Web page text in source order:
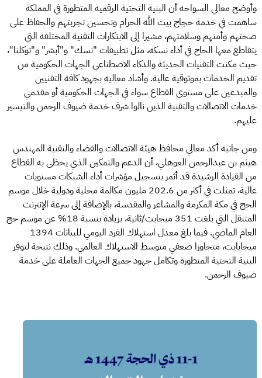
وأوضح معالي السواحه أن البنية التحتية الرقمية المتطورة في المملكة
ساهمت في خدمة حجاج بيت الله الحرام وتحسين تجربتهم والحفاظ على
صحتهم وأمنهم وسلامتهم، مشيرا إلى الابتكارات التقنية المختلفة التي
يتقاطع معها الحاج في أداء نسكه، مثل تطبيقات "نسك" و"أبشر" و"توكلنا"،
حيث مكنت التقنيات الحديثة والذكاء الاصطناعي الجهات الحكومية من
تقديم الخدمات بموثوقية عالية. وأشاد معاليه بجهود كافة التقنيين
والمبدعين على مستوى القطاع سواء في الجهات الحكومية أو مقدمي
خدمات الاتصالات والتقنية الذين نالوا شرف خدمة ضيوف الرحمن والتيسير
عليهم.
ومن جانبه أكد معالي محافظ هيئة الاتصالات والفضاء والتقنية المهندس
هيثم بن عبدالرحمن العوهلي، أن الدعم والتمكين الذي يحظى به القطاع
من القيادة الرشيدة قد أثمر بتسجيل مؤشرات أداء الشبكات مستويات
عالية، تمثلت في أكثر من 202.6 مليون مكالمة محلية ودولية خلال موسم
الحج في مكة المكرمة والمشاعر والمقدسة، بالإضافة إلى سرعة الإنترنت
المتنقل التي بلغت 351 ميجابت/ثانية، بزيادة بنسبة 18% عن موسم حج
العام الماضي. فيما بلغ معدل استهلاك الفرد اليومي للبيانات 1394
ميجابايت، متجاوزا ضعفي متوسط الاستهلاك العالمي. وذلك نتيجة لتوفر
البنية التحتية المتطورة وتكامل جهود جميع الجهات العاملة على خدمة
ضيوف الرحمن.